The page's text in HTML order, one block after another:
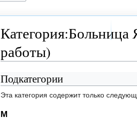
Категория:Больница
работы)
Перейти
к
навигации
Перейти
к
поиску
Подкатегории
Эта категория содержит только
М